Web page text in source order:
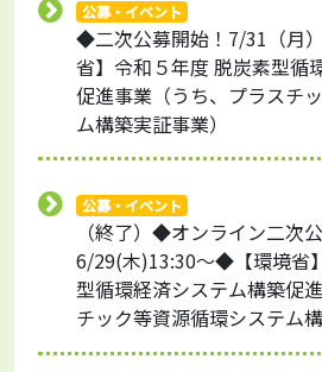
公募・イベント
◆二次公募開始！7/31（月
省】令和５年度 脱炭素型循
促進事業（うち、プラスチ
ム構築実証事業）
公募・イベント
（終了）◆オンライン二次
6/29(木)13:30～◆【環境省
型循環経済システム構築促
チック等資源循環システム